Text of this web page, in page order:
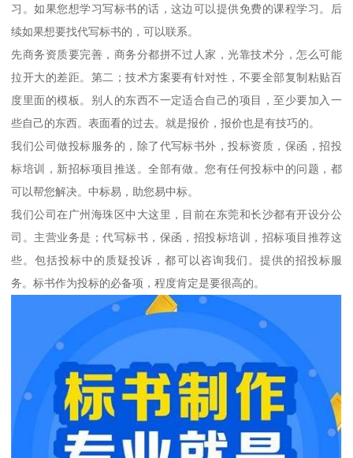
习。如果您想学习写标书的话，这边可以提供免费的课程学习。后
续如果想要找代写标书的，可以联系。
先商务资质要完善，商务分都拼不过人家，光靠技术分，怎么可能
拉开大的差距。第二；技术方案要有针对性，不要全部复制粘贴百
度里面的模板。别人的东西不一定适合自己的项目，至少要加入一
些自己的东西。表面看的过去。就是报价，报价也是有技巧的。
我们公司做投标服务的，除了代写标书外，投标资质，保函，招投
标培训，新招标项目推送。全部有做。您有任何投标中的问题，都
可以帮您解决。中标易，助您易中标。
我们公司在广州海珠区中大这里，目前在东莞和长沙都有开设分公
司。主营业务是；代写标书，保函，招投标培训，招标项目推荐这
些。包括投标中的质疑投诉，都可以咨询我们。提供的招投标服
务。标书作为投标的必备项，程度肯定是要很高的。